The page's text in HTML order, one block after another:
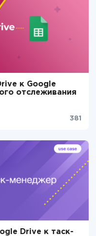
к Google
отслеживания
381
Drive к таск-